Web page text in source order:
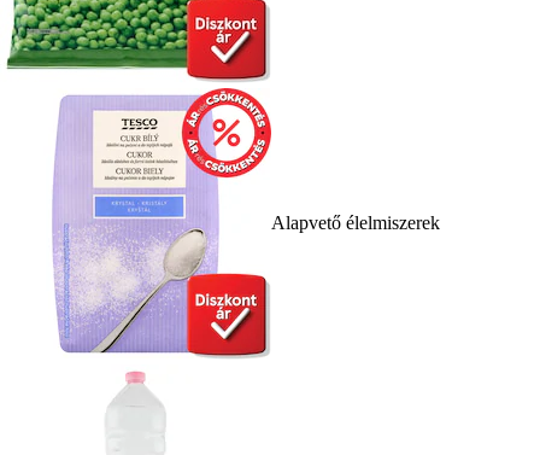
Alapvető élelmiszerek